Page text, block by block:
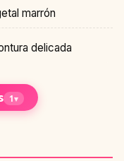
marrón
delicada
1▾